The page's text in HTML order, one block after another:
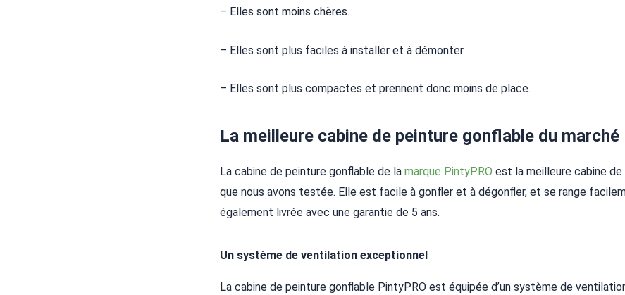
– Elles sont moins chères.
– Elles sont plus faciles à installer et à démonter.
– Elles sont plus compactes et prennent donc moins de place.
La meilleure cabine de peinture gonflable du marché
La cabine de peinture gonflable de la marque PintyPRO est la meilleure cabine
que nous avons testée. Elle est facile à gonfler et à dégonfler, et se range
également livrée avec une garantie de 5 ans.
Un système de ventilation exceptionnel
La cabine de peinture gonflable PintyPRO est équipée d’un système de